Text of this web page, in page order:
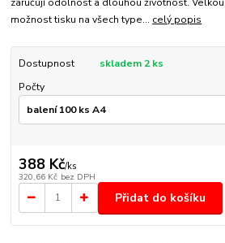
zaručují odolnost a dlouhou životnost.
možnost tisku na všech type... celý popis
Dostupnost
skladem 2 ks
Počty
388 Kč/ks
320,66 Kč bez DPH
Přidat do košíku